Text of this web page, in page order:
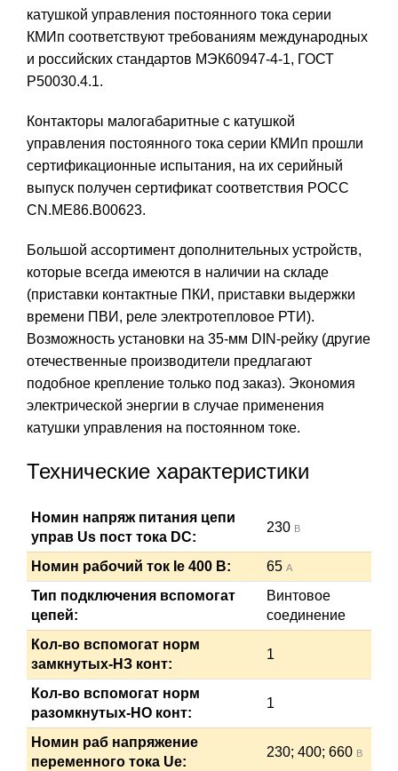
катушкой управления постоянного тока серии
КМИп соответствуют требованиям международных
и российских стандартов МЭК60947-4-1, ГОСТ
Р50030.4.1.
Контакторы малогабаритные с катушкой
управления постоянного тока серии КМИп прошли
сертификационные испытания, на их серийный
выпуск получен сертификат соответствия РОСС
CN.ME86.B00623.
Большой ассортимент дополнительных устройств,
которые всегда имеются в наличии на складе
(приставки контактные ПКИ, приставки выдержки
времени ПВИ, реле электротепловое РТИ).
Возможность установки на 35-мм DIN-рейку (другие
отечественные производители предлагают
подобное крепление только под заказ). Экономия
электрической энергии в случае применения
катушки управления на постоянном токе.
Технические характеристики
Номин напряж питания цепи
управ Us пост тока DC:
230 В
Номин рабочий ток Ie 400 В: 65 А
Тип подключения вспомогат
цепей:
Винтовое
соединение
Кол-во вспомогат норм
замкнутых-НЗ конт:
1
Кол-во вспомогат норм
разомкнутых-НО конт:
1
Номин раб напряжение
переменного тока Ue:
230; 400; 660 В